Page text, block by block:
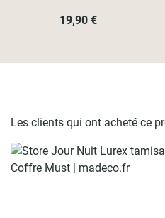
19,90 €
Les clients qui ont acheté ce